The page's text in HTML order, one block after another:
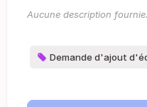
Aucune description fournie.
Demande d'ajout